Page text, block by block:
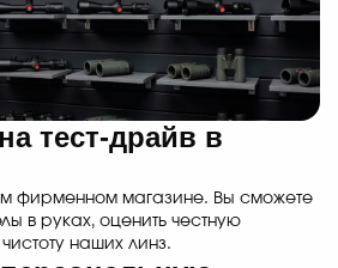
тест-драйв в
фирменном магазине. Вы сможете
в руках, оценить честную
наших линз.